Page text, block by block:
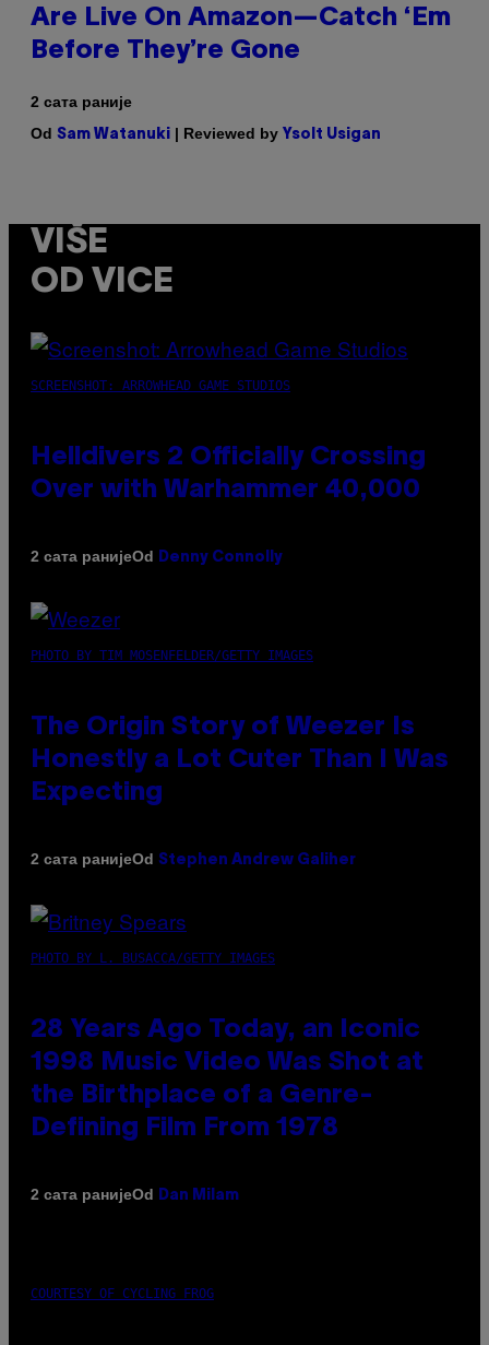
Are Live On Amazon—Catch ‘Em
Before They’re Gone
2 сата раније
Od Sam Watanuki | Reviewed by Ysolt Usigan
VIŠE
OD VICE
SCREENSHOT: ARROWHEAD GAME STUDIOS
Helldivers 2 Officially Crossing
Over with Warhammer 40,000
2 сата ранијеOd Denny Connolly
PHOTO BY TIM MOSENFELDER/GETTY IMAGES
The Origin Story of Weezer Is
Honestly a Lot Cuter Than I Was
Expecting
2 сата ранијеOd Stephen Andrew Galiher
PHOTO BY L. BUSACCA/GETTY IMAGES
28 Years Ago Today, an Iconic
1998 Music Video Was Shot at
the Birthplace of a Genre-
Defining Film From 1978
2 сата ранијеOd Dan Milam
COURTESY OF CYCLING FROG